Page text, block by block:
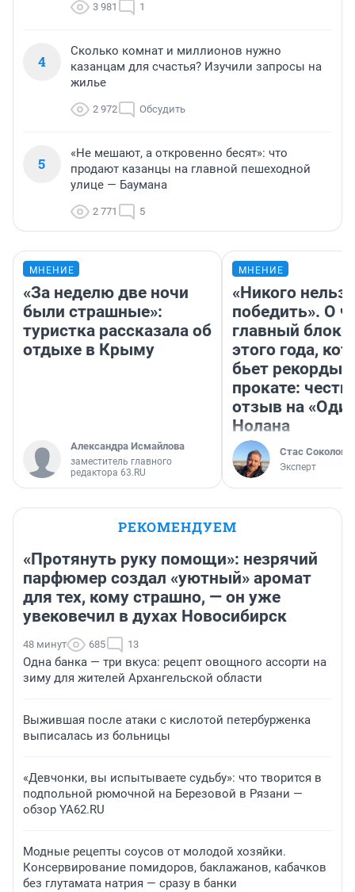
3 981 1
4
Сколько комнат и миллионов нужно
казанцам для счастья? Изучили запросы на
жилье
2 972 Обсудить
5
«Не мешают, а откровенно бесят»: что
продают казанцы на главной пешеходной
улице — Баумана
2 771 5
МНЕНИЕ
«За неделю две ночи
были страшные»:
туристка рассказала об
отдыхе в Крыму
Александра Исмайлова
заместитель главного
редактора 63.RU
МНЕНИЕ
«Никого нельзя
победить». О
главный
этого года,
бьет рекорды в
прокате:
отзыв на
Нолана
Стас Соколов
Эксперт
РЕКОМЕНДУЕМ
«Протянуть руку помощи»: незрячий
парфюмер создал «уютный» аромат
для тех, кому страшно, — он уже
увековечил в духах Новосибирск
48 минут 685 13
Одна банка — три вкуса: рецепт овощного ассорти на
зиму для жителей Архангельской области
Выжившая после атаки с кислотой петербурженка
выписалась из больницы
«Девчонки, вы испытываете судьбу»: что творится в
подпольной рюмочной на Березовой в Рязани —
обзор YA62.RU
Модные рецепты соусов от молодой хозяйки.
Консервирование помидоров, баклажанов, кабачков
без глутамата натрия — сразу в банки